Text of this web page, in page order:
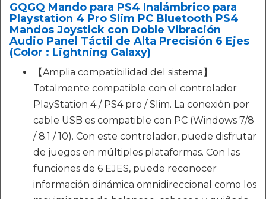
GQGQ Mando para PS4 Inalámbrico para
Playstation 4 Pro Slim PC Bluetooth PS4
Mandos Joystick con Doble Vibración
Audio Panel Táctil de Alta Precisión 6 Ejes
(Color : Lightning Galaxy)
【Amplia compatibilidad del sistema】
Totalmente compatible con el controlador
PlayStation 4 / PS4 pro / Slim. La conexión por
cable USB es compatible con PC (Windows 7/8
/ 8.1 / 10). Con este controlador, puede disfrutar
de juegos en múltiples plataformas. Con las
funciones de 6 EJES, puede reconocer
información dinámica omnidireccional como los